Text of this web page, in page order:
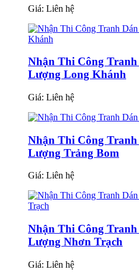
Giá: Liên hệ
Nhận Thi Công
Lượng Long Khánh
Giá: Liên hệ
Nhận Thi Công
Lượng Trảng Bom
Giá: Liên hệ
Nhận Thi Công
Lượng Nhơn Trạch
Giá: Liên hệ